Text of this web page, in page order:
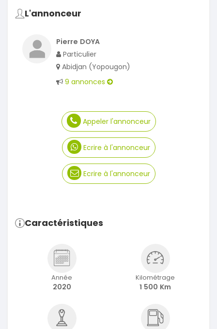
L'annonceur
Pierre DOYA
Particulier
Abidjan (Yopougon)
9 annonces
Appeler l'annonceur
Ecrire à l'annonceur
Ecrire à l'annonceur
Caractéristiques
Année
2020
Kilométrage
1 500 Km